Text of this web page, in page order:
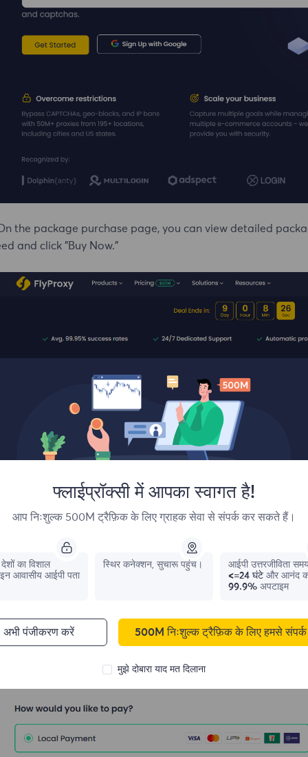
the package purchase page, you can view detailed
and click "Buy Now."
the purchase interface, choose your preferred payment
फ्लाईप्रॉक्सी में आपका स्वागत है!
आप निःशुल्क 500M ट्रैफ़िक के लिए ग्राहक सेवा से संपर्क कर सकते हैं।
देशों का विशाल
आवासीय आईपी पता
स्थिर कनेक्शन, सुचारू पहुंच।
आईपी ​​उत्तरजीविता
<=24 घंटे और आनंद
99.9% अपटाइम
अभी पंजीकरण करें 500M निःशुल्क ट्रैफ़िक के लिए हमसे
मुझे दोबारा याद मत दिलाना